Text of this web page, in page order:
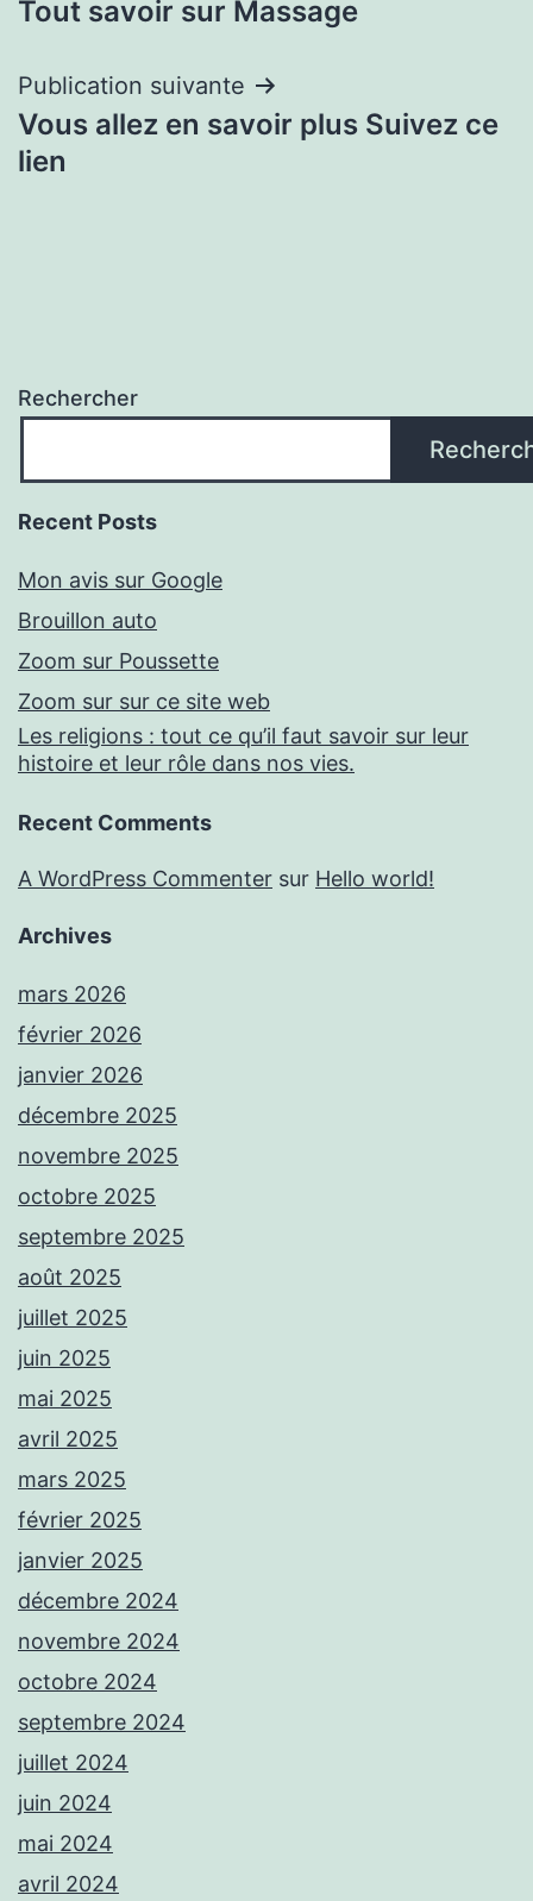
de
l’article
Tout savoir sur Massage
Publication suivante
Vous allez en savoir plus Suivez ce
lien
Rechercher
Recent Posts
Mon avis sur Google
Brouillon auto
Zoom sur Poussette
Zoom sur sur ce site web
Les religions : tout ce qu’il faut savoir sur leur
histoire et leur rôle dans nos vies.
Recent Comments
A WordPress Commenter sur Hello world!
Archives
mars 2026
février 2026
janvier 2026
décembre 2025
novembre 2025
octobre 2025
septembre 2025
août 2025
juillet 2025
juin 2025
mai 2025
avril 2025
mars 2025
février 2025
janvier 2025
décembre 2024
novembre 2024
octobre 2024
septembre 2024
juillet 2024
juin 2024
mai 2024
avril 2024